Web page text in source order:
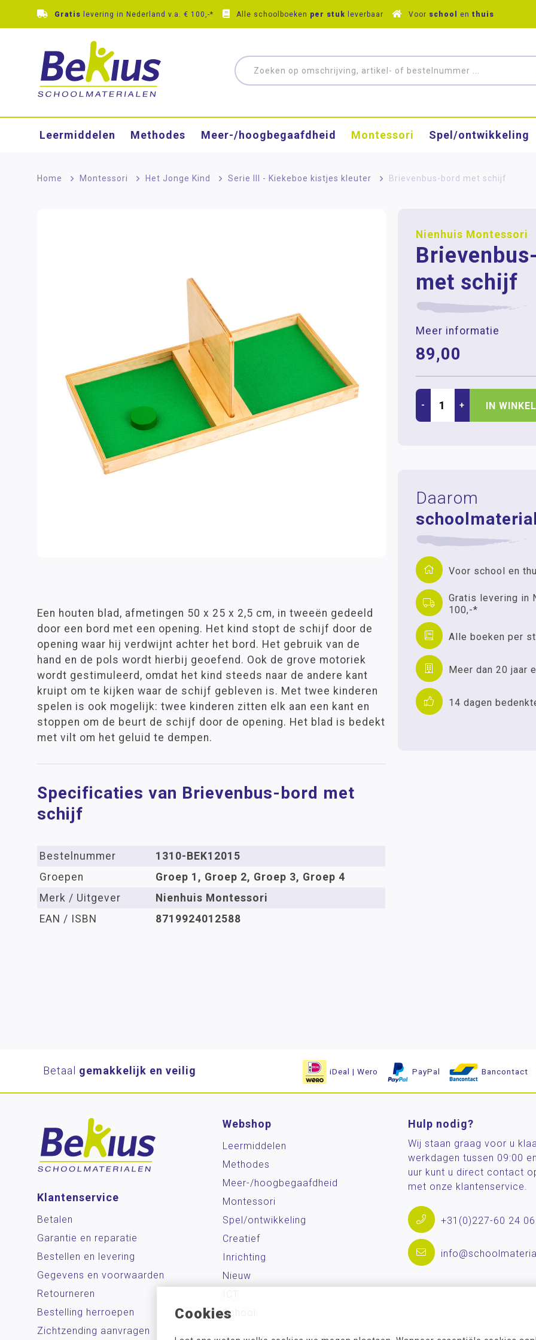
Cookies
Gratis levering in Nederland v.a. € 100,-* Alle schoolboeken per stuk leverbaar Voor school en thuis
Leermiddelen Methodes Meer-/hoog­begaafdheid Montessori Spel/ontwikkeling
Home > Montessori > Het Jonge Kind > Serie III - Kiekeboe kistjes kleuter > Brievenbus-bord met schijf
Nienhuis Montessori
met schijf
Meer informatie
89,00
- + IN
Daarom
Voor school en
Gratis levering in
100,-*
Alle boeken per
Meer dan 20 jaar
14 dagen
Een houten blad, afmetingen 50 x 25 x 2,5 cm, in tweeën gedeeld
door een bord met een opening. Het kind stopt de schijf door de
opening waar hij verdwijnt achter het bord. Het gebruik van de
hand en de pols wordt hierbij geoefend. Ook de grove motoriek
wordt gestimuleerd, omdat het kind steeds naar de andere kant
kruipt om te kijken waar de schijf gebleven is. Met twee kinderen
spelen is ook mogelijk: twee kinderen zitten elk aan een kant en
stoppen om de beurt de schijf door de opening. Het blad is bedekt
met vilt om het geluid te dempen.
Specificaties van Brievenbus-bord met
schijf
Bestelnummer
1310-BEK12015
Groepen
Groep 1, Groep 2, Groep 3, Groep 4
Merk / Uitgever
Nienhuis Montessori
EAN / ISBN
8719924012588
Betaal gemakkelijk en veilig iDeal | Wero PayPal Bancontact
Klantenservice
Betalen
Garantie en reparatie
Bestellen en levering
Gegevens en voorwaarden
Retourneren
Bestelling herroepen
Zichtzending aanvragen
Webshop
Leermiddelen
Methodes
Meer-/hoog­begaafdheid
Montessori
Spel/ontwikkeling
Creatief
Inrichting
Nieuw
School
Hulp nodig?
Wij staan graag voor u
werkdagen tussen 09:00
uur kunt u direct contact
met onze klantenservice.
+31(0)227-60 24 06